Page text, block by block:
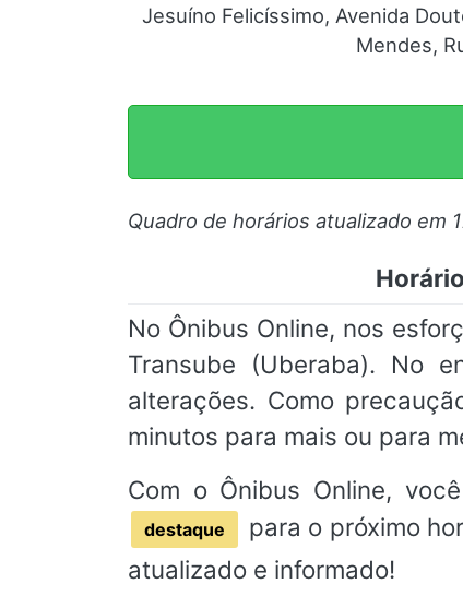
Jesuíno Felicíssimo, Avenida
Mendes,
Quadro de horários atualizado em
No Ônibus Online, nos
Transube (Uberaba). No
alterações. Como
minutos para mais ou para
Com o Ônibus Online,
destaque
para o próximo
atualizado e informado!